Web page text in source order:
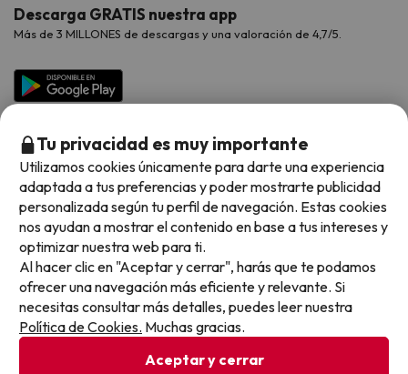
Viajes para grupos
Hoteles Galicia
Hoteles Salou
Chollos con Todo Incluido
Chollos en la playa
Hoteles con toboganes
Selección de la Newsletter
Los favoritos de nuestros clientes
Vacaciones en Agosto
Vacaciones en Octubre
Vacaciones en Noviembre
Contáctanos
Preguntas frecuentes
Descarga GRATIS nuestra app
Más de 3 MILLONES de descargas y una valoración de 4,7/5.
Métodos de pago disponibles
Condiciones generales
Tu privacidad es muy importante
Utilizamos cookies únicamente para darte una experiencia
adaptada a tus preferencias y poder mostrarte publicidad
personalizada según tu perfil de navegación. Estas cookies
nos ayudan a mostrar el contenido en base a tus intereses y
optimizar nuestra web para ti.
Al hacer clic en "Aceptar y cerrar", harás que te podamos
ofrecer una navegación más eficiente y relevante. Si
necesitas consultar más detalles, puedes leer nuestra
Política de Cookies. Muchas gracias.
Aceptar y cerrar